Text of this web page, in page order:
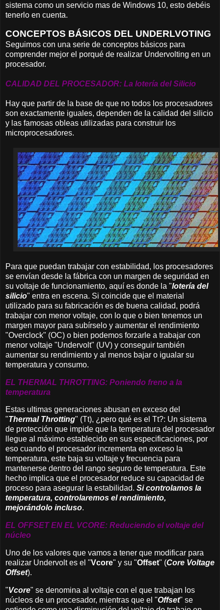
sistema como un servicio mas de Windows 10, esto debéis
tenerlo en cuenta.
CONCEPTOS BÁSICOS DEL UNDERLVOTING
Seguimos con una serie de conceptos básicos para
comprender mejor el porqué de realizar Undervolting en un
procesador.
CALIDAD DEL PROCESADOR: La lotería del Silicio
Hay que partir de la base de que no todos los procesadores
son exactamente iguales, dependen de la calidad del silicio
y las famosas obleas utilizadas para construir los
microprocesadores.
Para que puedan trabajar con estabilidad, los procesadores
se envían desde la fábrica con un margen de seguridad en
su voltaje de funcionamiento, aquí es donde la "lotería del
silicio" entra en escena. Si coincide que el material
utilizado para su fabricación es de buena calidad, podrá
trabajar con menor voltaje, con lo que o bien tenemos un
margen mayor para subírselo y aumentar el rendimiento
"Overclock" (OC) o bien podemos forzarle a trabajar con
menor voltaje "Undervolt" (UV) y conseguir también
aumentar su rendimiento y al menos bajar o igualar su
temperatura y consumo.
EL THERMAL THROTTING: Poniendo freno a la
temperatura
Estas ultimas generaciones abusan en exceso del
"Thermal Throtting" (Tt), ¿pero qué es el Tt?: Un sistema
de protección que impide que la temperatura del procesador
llegue al máximo establecido en sus especificaciones, por
eso cuando el procesador incrementa en exceso la
temperatura, este baja su voltaje y frecuencia para
mantenerse dentro del rango seguro de temperatura. Este
hecho implica que el procesador reduce su capacidad de
proceso para asegurar la estabilidad. Si controlamos la
temperatura, controlaremos el rendimiento,
mejorándolo incluso.
EL OFFSET EN EL VCORE: Reduciendo el voltaje del
núcleo
Uno de los valores que vamos a tener que modificar para
realizar Undervolt es el "Vcore" y su "Offset" (Core Voltage
Offset).
"Vcore" se denomina al voltaje con el que trabajan los
núcleos de un procesador, mientras que el "Offset" se